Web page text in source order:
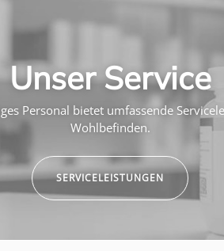
Unser Service
Personal bietet umfassende
Wohlbefinden.
SERVICELEISTUNGEN